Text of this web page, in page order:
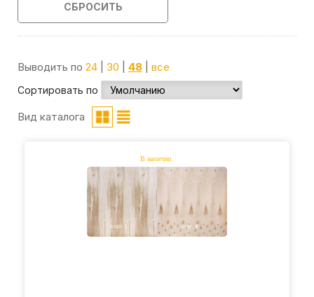
СБРОСИТЬ
Выводить по 24 30 48 все
Сортировать по
Вид каталога